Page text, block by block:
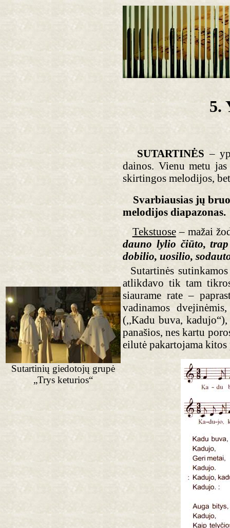
5.
SUTARTINĖS–
dainos. Vienu metu
skirtingos melodijos,
Svarbiausias jų
melodijos diapazonas.
Tekstuose – mažai
dauno lylio čiūto,
dobilio, uosilio,
Sutartinių giedotojų grupė
„Trys keturios“
Sutartinės
atlikdavo tik tam
siaurame rate –
vadinamos
(,,Kadu buva,
panašios, nes kartu
eilutė pakartojama